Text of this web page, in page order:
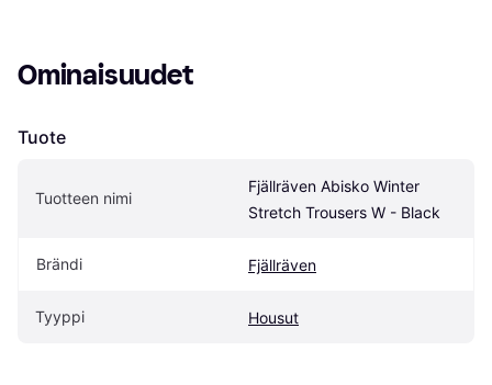
Ominaisuudet
Tuote
Tuotteen nimi
Fjällräven Abisko Winter
Stretch Trousers W - Black
Brändi Fjällräven
Tyyppi Housut